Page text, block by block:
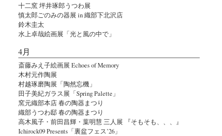
十二窯 坪井琢郎うつわ展
慎太郎ごのみの器展 in 織部下北沢店
鈴木圭太
水上卓哉絵画展「光と風の中で」
4月
斎藤みえ子絵画展 Echoes of Memory
木村元作陶展
村越琢磨陶展「陶然忘機」
田子美紀ガラス展「Spring Palette」
窯元織部本店 春の陶器まつり
織部うつわ邸 春の陶器まつり
高木風子・前田昌輝・葉明慧 三人展 『そもそも、、、』
Ichirock09 Presents「裏盆フェス’26」